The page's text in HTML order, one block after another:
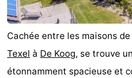
Cachée entre les maisons
Texel à De Koog, se trouve
étonnamment spacieuse et